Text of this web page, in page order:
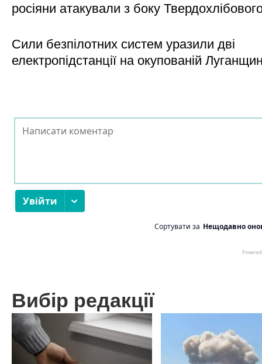
росіяни атакували з боку
Сили безпілотних систем уразили дві
електропідстанції на окупованій
Вибір редакції